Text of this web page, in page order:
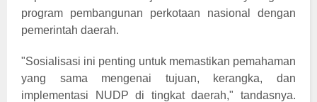
program pembangunan perkotaan nasional dengan
pemerintah daerah.
"Sosialisasi ini penting untuk memastikan pemahaman
yang sama mengenai tujuan, kerangka, dan
implementasi NUDP di tingkat daerah," tandasnya.